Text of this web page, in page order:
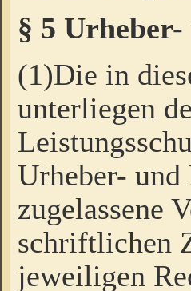
§ 5
(1)Die in
unterliegen
Urheber-
zugelassene
schriftlichen
jeweiligen